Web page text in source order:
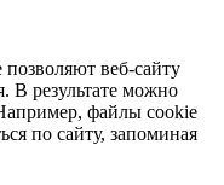
веб-сайту
В результате можно
файлы cookie
по сайту, запоминая